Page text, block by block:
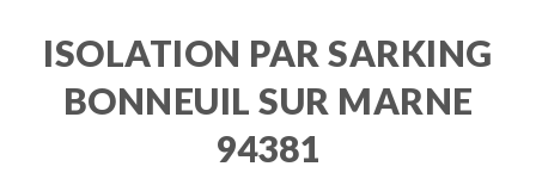
ISOLATION PAR SARKING
BONNEUIL SUR MARNE
94381